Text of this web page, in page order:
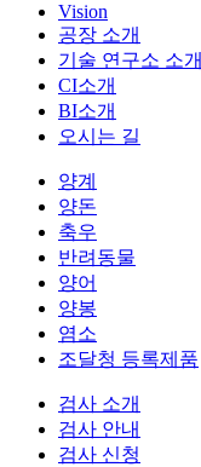
Vision
공장 소개
기술 연구소 소개
CI소개
BI소개
오시는 길
양계
양돈
축우
반려동물
양어
양봉
염소
조달청 등록제품
검사 소개
검사 안내
검사 신청